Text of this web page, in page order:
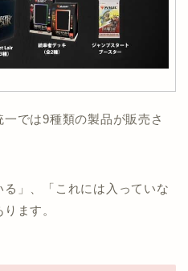
では9種類の製品が販売さ
」、「これには入っていな
ます。